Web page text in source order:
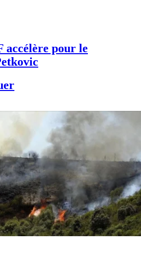
accélère pour le